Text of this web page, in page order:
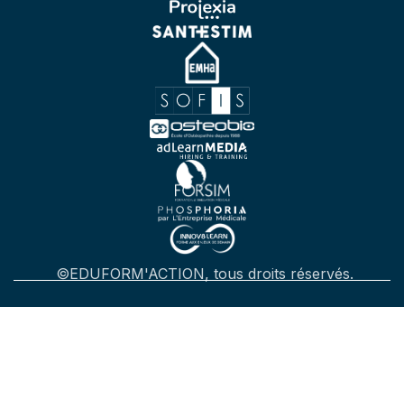
©EDUFORM'ACTION, tous droits réservés.